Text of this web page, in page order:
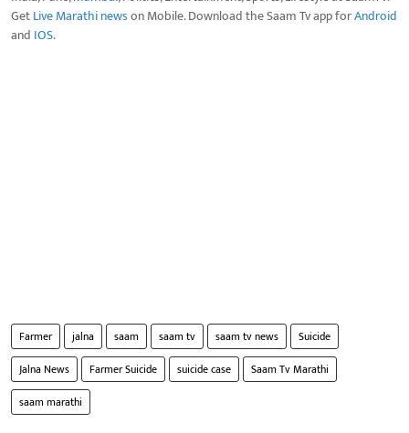
GetLive Marathi newson Mobile. Download the Saam Tv app forAndroid
and IOS.
Farmer jalna saam saam tv saam tv news
Suicide
Jalna News
Farmer Suicide suicide case
Saam Tv Marathi
saam marathi